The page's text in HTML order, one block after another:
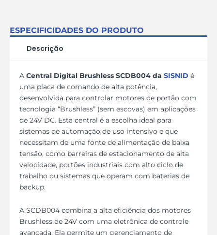
ESPECIFICIDADES DO PRODUTO
Descrição
A Central Digital Brushless SCDB004 da SISNID é
uma placa de comando de alta potência,
desenvolvida para controlar motores de portão com
tecnologia “Brushless” (sem escovas) em aplicações
de 24V DC. Esta central é a escolha ideal para
sistemas de automação de uso intensivo e que
necessitam de uma fonte de alimentação de baixa
tensão, como barreiras de estacionamento de alta
velocidade, portões industriais com alto ciclo de
trabalho ou sistemas que operam com baterias de
backup.
A SCDB004 combina a alta eficiência dos motores
Brushless de 24V com uma eletrônica de controle
avançada. Ela permite um gerenciamento de